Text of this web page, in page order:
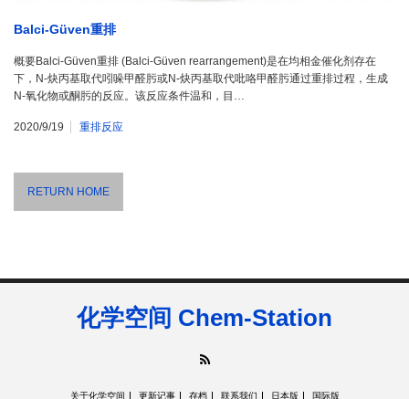
Balci-Güven重排
概要Balci-Güven重排 (Balci-Güven rearrangement)是在均相金催化剂存在
下，N-炔丙基取代吲哚甲醛肟或N-炔丙基取代吡咯甲醛肟通过重排过程，生成
N-氧化物或酮肟的反应。该反应条件温和，目…
2020/9/19 重排反应
RETURN HOME
化学空间 Chem-Station
关于化学空间 更新记事 存档 联系我们 日本版 国际版